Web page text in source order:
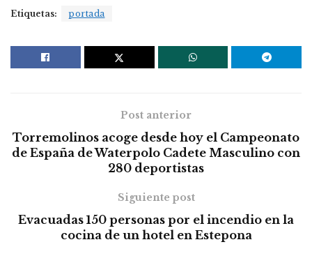
Etiquetas: portada
Post anterior
Torremolinos acoge desde hoy el Campeonato
de España de Waterpolo Cadete Masculino con
280 deportistas
Siguiente post
Evacuadas 150 personas por el incendio en la
cocina de un hotel en Estepona